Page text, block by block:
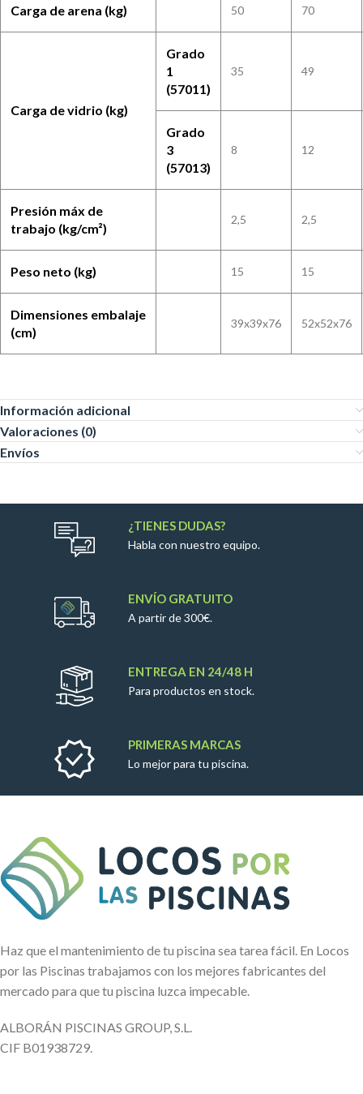
Carga de arena (kg) 50 70
Carga de vidrio (kg)
Grado
1
(57011)
35 49
Grado
3
(57013)
8 12
Presión máx de
trabajo (kg/cm²)
2,5 2,5
Peso neto (kg) 15 15
Dimensiones embalaje
(cm)
39x39x76 52x52x76
Información adicional
Valoraciones (0)
Envíos
¿TIENES DUDAS?
Habla con nuestro equipo.
ENVÍO GRATUITO
A partir de 300€.
ENTREGA EN 24/48 H
Para productos en stock.
PRIMERAS MARCAS
Lo mejor para tu piscina.
Haz que el mantenimiento de tu piscina sea tarea fácil. En Locos
por las Piscinas trabajamos con los mejores fabricantes del
mercado para que tu piscina luzca impecable.
ALBORÁN PISCINAS GROUP, S.L.
CIF B01938729.